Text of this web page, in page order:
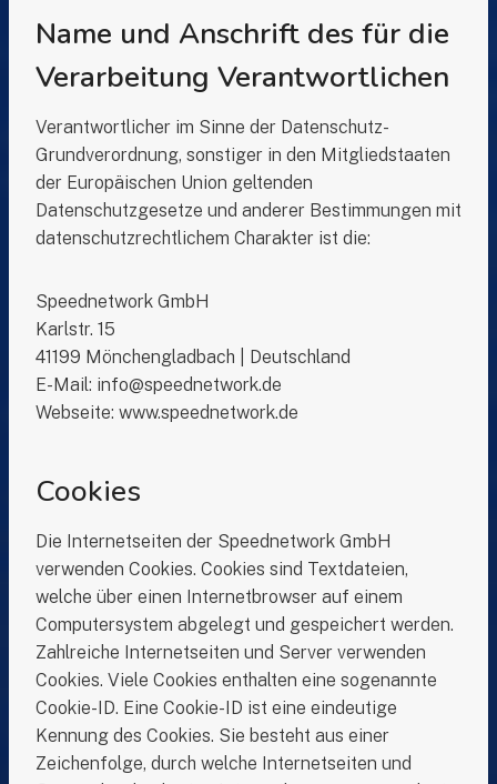
Name und Anschrift des für die
Verarbeitung Verantwortlichen
Verantwortlicher im Sinne der Datenschutz-
Grundverordnung, sonstiger in den Mitgliedstaaten
der Europäischen Union geltenden
Datenschutzgesetze und anderer Bestimmungen mit
datenschutzrechtlichem Charakter ist die:
Speednetwork GmbH
Karlstr. 15
41199 Mönchengladbach | Deutschland
E-Mail: info@speednetwork.de
Webseite: www.speednetwork.de
Cookies
Die Internetseiten der Speednetwork GmbH
verwenden Cookies. Cookies sind Textdateien,
welche über einen Internetbrowser auf einem
Computersystem abgelegt und gespeichert werden.
Zahlreiche Internetseiten und Server verwenden
Cookies. Viele Cookies enthalten eine sogenannte
Cookie-ID. Eine Cookie-ID ist eine eindeutige
Kennung des Cookies. Sie besteht aus einer
Zeichenfolge, durch welche Internetseiten und